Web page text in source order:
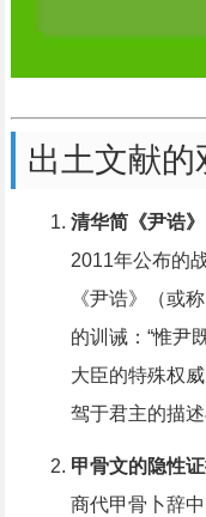
出土文献的
清华简《尹诰
2011年公布的
《尹诰》（或
的训诫：“惟尹
大臣的特殊权
驾于君主的描
甲骨文的隐性
商代甲骨卜辞